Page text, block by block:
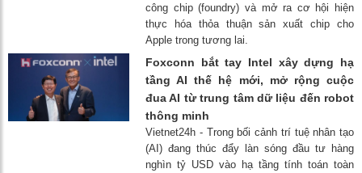
công chip (foundry) và mở ra cơ hội hiện
thực hóa thỏa thuận sản xuất chip cho
Apple trong tương lai.
Foxconn bắt tay Intel xây dựng hạ
tầng AI thế hệ mới, mở rộng cuộc
đua AI từ trung tâm dữ liệu đến robot
thông minh
Vietnet24h - Trong bối cảnh trí tuệ nhân tạo
(AI) đang thúc đẩy làn sóng đầu tư hàng
nghìn tỷ USD vào hạ tầng tính toán toàn